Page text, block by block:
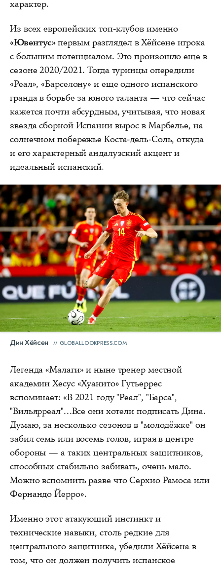
характер.
Из всех европейских топ-клубов именно
«Ювентус»первым разглядел в Хёйсене игрока
с большим потенциалом. Это произошло еще в
сезоне 2020/2021. Тогда туринцы опередили
«Реал», «Барселону» и еще одного испанского
гранда в борьбе за юного таланта — что сейчас
кажется почти абсурдным, учитывая, что новая
звезда сборной Испании вырос в Марбелье, на
солнечном побережье Коста-дель-Соль, откуда
и его характерный андалузский акцент и
идеальный испанский.
Дин Хёйсен GLOBALLOOKPRESS.COM
Легенда «Малаги» и ныне тренер местной
академии Хесус «Хуанито» Гутьеррес
вспоминает: «В 2021 году "Реал", "Барса",
"Вильярреал"...Все они хотели подписать Дина.
Думаю, за несколько сезонов в "молодёжке" он
забил семь или восемь голов, играя в центре
обороны — а таких центральных защитников,
способных стабильно забивать, очень мало.
Можно вспомнить разве что Серхио Рамоса или
Фернандо Йерро».
Именно этот атакующий инстинкт и
технические навыки, столь редкие для
центрального защитника, убедили Хёйсена в
том, что он должен получить испанское